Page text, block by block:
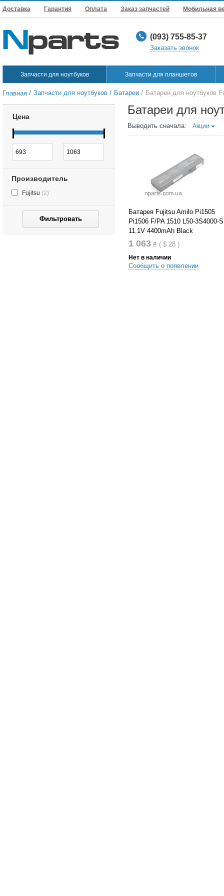
Доставка Гарантия Оплата Заказ запчастей Мобильная
(093) 755-85-37
Заказать звонок
Запчасти для ноутбуков Запчасти для планшетов
Главная / Запчасти для ноутбуков / Батареи / Батареи для ноутбуков
Батареи для
Выводить сначала: Акции
Батарея Fujitsu Amilo Pi1505
Pi1506 F/PA 1510 L50-3S4000-
11.1V 4400mAh Black
1 063 ₴ ( $ 28)
Нет в наличии
Сообщить о появлении
Цена
Производитель
Fujitsu (2)
Фильтровать